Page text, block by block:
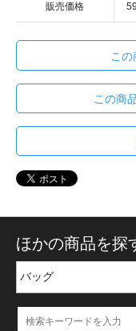
販売価格
こ
この商
ほかの商品を探